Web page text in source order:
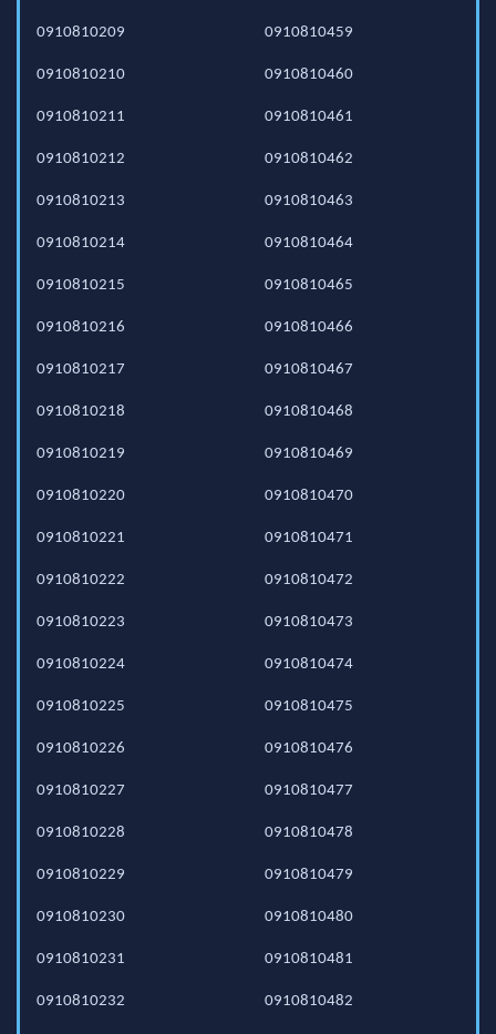
0910810209
0910810210
0910810211
0910810212
0910810213
0910810214
0910810215
0910810216
0910810217
0910810218
0910810219
0910810220
0910810221
0910810222
0910810223
0910810224
0910810225
0910810226
0910810227
0910810228
0910810229
0910810230
0910810231
0910810232
0910810459
0910810460
0910810461
0910810462
0910810463
0910810464
0910810465
0910810466
0910810467
0910810468
0910810469
0910810470
0910810471
0910810472
0910810473
0910810474
0910810475
0910810476
0910810477
0910810478
0910810479
0910810480
0910810481
0910810482